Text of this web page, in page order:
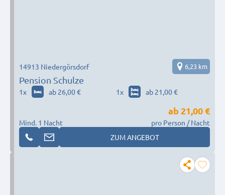
Pension Schulze
14913 Niedergörsdorf 6,23 km
1x ab 26,00 € 1x ab 21,00 €
Mind. 1 Nacht
ab 21,00 €
pro Person / Nacht
ZUM ANGEBOT